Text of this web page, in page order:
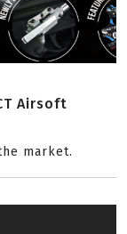
Airsoft
market.